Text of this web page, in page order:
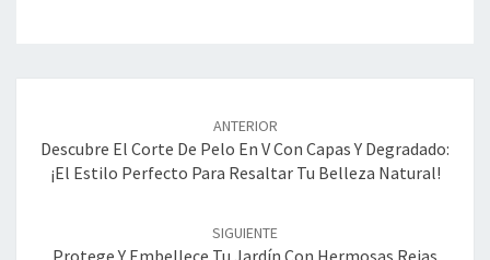
entradas
ANTERIOR
Descubre El Corte De Pelo En V Con Capas Y Degradado:
¡El Estilo Perfecto Para Resaltar Tu Belleza Natural!
SIGUIENTE
Protege Y Embellece Tu Jardín Con Hermosas Rejas